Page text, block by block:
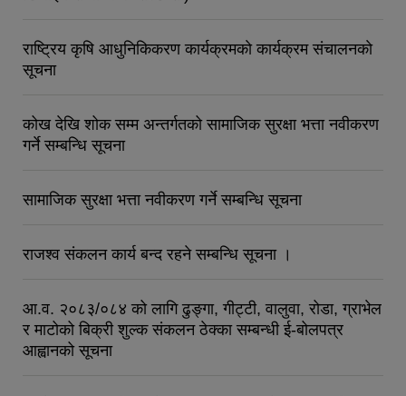
राष्ट्रिय कृषि आधुनिकिकरण कार्यक्रमकाे कार्यक्रम संचालनकाे
सूचना
कोख देखि शोक सम्म अन्तर्गतको सामाजिक सुरक्षा भत्ता नवीकरण
गर्ने सम्बन्धि सूचना
सामाजिक सुरक्षा भत्ता नवीकरण गर्ने सम्बन्धि सूचना
राजश्व संकलन कार्य बन्द रहने सम्बन्धि सूचना ।
आ.व. २०८३/०८४ को लागि ढुङ्गा, गीट्टी, वालुवा, रोडा, ग्राभेल
र माटोको बिक्री शुल्क संकलन ठेक्का सम्बन्धी ई-बोलपत्र
आह्वानको सूचना